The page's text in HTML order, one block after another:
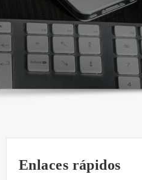
Enlaces rápidos